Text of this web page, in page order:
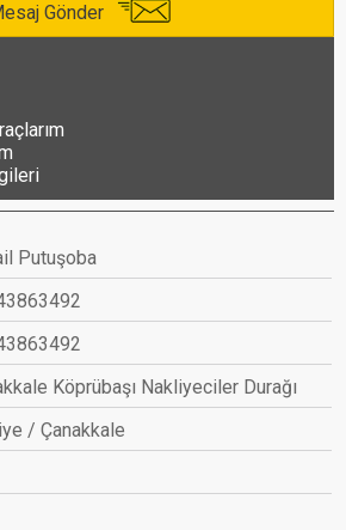
Gönder
Putuşoba
Köprübaşı Nakliyeciler Durağı
/ Çanakkale